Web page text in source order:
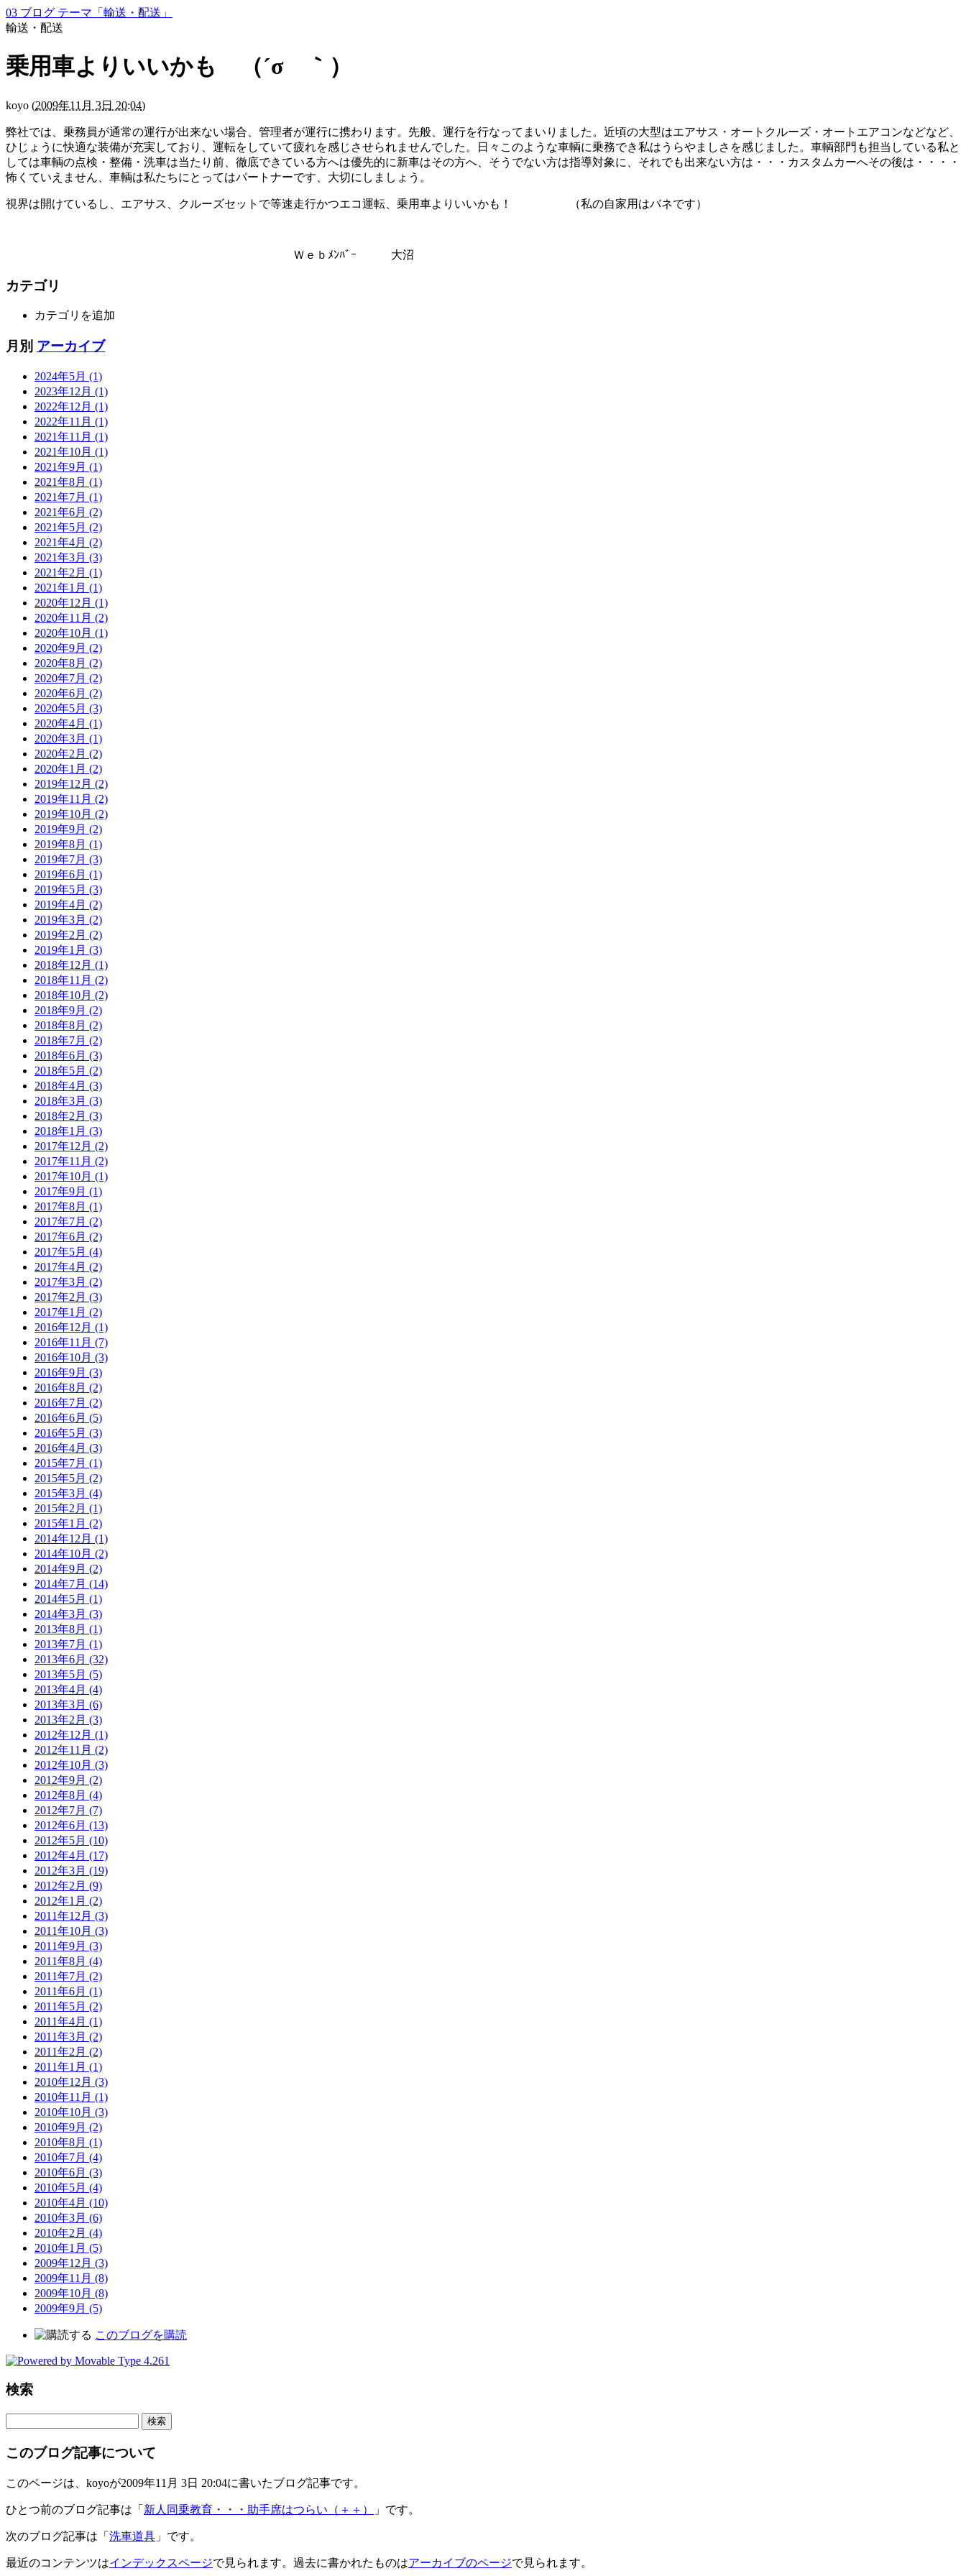
03 ブログ テーマ「輸送・配送」
輸送・配送
乗用車よりいいかも （´σ ｀）
koyo (2009年11月 3日 20:04)
弊社では、乗務員が通常の運行が出来ない場合、管理者が運行に携わります。先般、運行を行なってまいりました。近頃の大型はエアサス・オートクルーズ・オートエアコンなどなど、
ひじょうに快適な装備が充実しており、運転をしていて疲れを感じさせられませんでした。日々このような車輌に乗務でき私はうらやましさを感じました。車輌部門も担当している私と
しては車輌の点検・整備・洗車は当たり前、徹底できている方へは優先的に新車はその方へ、そうでない方は指導対象に、それでも出来ない方は・・・カスタムカーへその後は・・・・
怖くていえません、車輌は私たちにとってはパートナーです、大切にしましょう。
視界は開けているし、エアサス、クルーズセットで等速走行かつエコ運転、乗用車よりいいかも！ （私の自家用はバネです）
Ｗｅｂﾒﾝﾊﾞｰ 大沼
カテゴリ
カテゴリを追加
月別 アーカイブ
2024年5月 (1)
2023年12月 (1)
2022年12月 (1)
2022年11月 (1)
2021年11月 (1)
2021年10月 (1)
2021年9月 (1)
2021年8月 (1)
2021年7月 (1)
2021年6月 (2)
2021年5月 (2)
2021年4月 (2)
2021年3月 (3)
2021年2月 (1)
2021年1月 (1)
2020年12月 (1)
2020年11月 (2)
2020年10月 (1)
2020年9月 (2)
2020年8月 (2)
2020年7月 (2)
2020年6月 (2)
2020年5月 (3)
2020年4月 (1)
2020年3月 (1)
2020年2月 (2)
2020年1月 (2)
2019年12月 (2)
2019年11月 (2)
2019年10月 (2)
2019年9月 (2)
2019年8月 (1)
2019年7月 (3)
2019年6月 (1)
2019年5月 (3)
2019年4月 (2)
2019年3月 (2)
2019年2月 (2)
2019年1月 (3)
2018年12月 (1)
2018年11月 (2)
2018年10月 (2)
2018年9月 (2)
2018年8月 (2)
2018年7月 (2)
2018年6月 (3)
2018年5月 (2)
2018年4月 (3)
2018年3月 (3)
2018年2月 (3)
2018年1月 (3)
2017年12月 (2)
2017年11月 (2)
2017年10月 (1)
2017年9月 (1)
2017年8月 (1)
2017年7月 (2)
2017年6月 (2)
2017年5月 (4)
2017年4月 (2)
2017年3月 (2)
2017年2月 (3)
2017年1月 (2)
2016年12月 (1)
2016年11月 (7)
2016年10月 (3)
2016年9月 (3)
2016年8月 (2)
2016年7月 (2)
2016年6月 (5)
2016年5月 (3)
2016年4月 (3)
2015年7月 (1)
2015年5月 (2)
2015年3月 (4)
2015年2月 (1)
2015年1月 (2)
2014年12月 (1)
2014年10月 (2)
2014年9月 (2)
2014年7月 (14)
2014年5月 (1)
2014年3月 (3)
2013年8月 (1)
2013年7月 (1)
2013年6月 (32)
2013年5月 (5)
2013年4月 (4)
2013年3月 (6)
2013年2月 (3)
2012年12月 (1)
2012年11月 (2)
2012年10月 (3)
2012年9月 (2)
2012年8月 (4)
2012年7月 (7)
2012年6月 (13)
2012年5月 (10)
2012年4月 (17)
2012年3月 (19)
2012年2月 (9)
2012年1月 (2)
2011年12月 (3)
2011年10月 (3)
2011年9月 (3)
2011年8月 (4)
2011年7月 (2)
2011年6月 (1)
2011年5月 (2)
2011年4月 (1)
2011年3月 (2)
2011年2月 (2)
2011年1月 (1)
2010年12月 (3)
2010年11月 (1)
2010年10月 (3)
2010年9月 (2)
2010年8月 (1)
2010年7月 (4)
2010年6月 (3)
2010年5月 (4)
2010年4月 (10)
2010年3月 (6)
2010年2月 (4)
2010年1月 (5)
2009年12月 (3)
2009年11月 (8)
2009年10月 (8)
2009年9月 (5)
このブログを購読
検索
このブログ記事について
このページは、koyoが2009年11月 3日 20:04に書いたブログ記事です。
ひとつ前のブログ記事は「 新人同乗教育・・・助手席はつらい（＋＋） 」です。
次のブログ記事は「 洗車道具 」です。
最近のコンテンツはインデックスページで見られます。過去に書かれたものはアーカイブのページで見られます。